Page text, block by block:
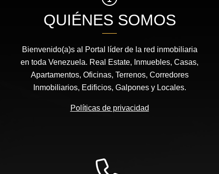
QUIÉNES SOMOS
Bienvenido(a)s al Portal líder de la red inmobiliaria
en toda Venezuela. Real Estate, Inmuebles, Casas,
Apartamentos, Oficinas, Terrenos, Corredores
Inmobiliarios, Edificios, Galpones y Locales.
Políticas de privacidad